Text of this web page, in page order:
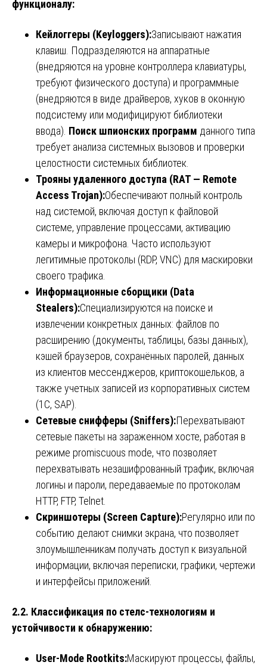
функционалу:
Кейлоггеры (Keyloggers):Записывают нажатия
клавиш. Подразделяются на аппаратные
(внедряются на уровне контроллера клавиатуры,
требуют физического доступа) и программные
(внедряются в виде драйверов, хуков в оконную
подсистему или модифицируют библиотеки
ввода). Поиск шпионских программ данного типа
требует анализа системных вызовов и проверки
целостности системных библиотек.
Трояны удаленного доступа (RAT — Remote
Access Trojan):Обеспечивают полный контроль
над системой, включая доступ к файловой
системе, управление процессами, активацию
камеры и микрофона. Часто используют
легитимные протоколы (RDP, VNC) для маскировки
своего трафика.
Информационные сборщики (Data
Stealers):Специализируются на поиске и
извлечении конкретных данных: файлов по
расширению (документы, таблицы, базы данных),
кэшей браузеров, сохранённых паролей, данных
из клиентов мессенджеров, криптокошельков, а
также учетных записей из корпоративных систем
(1С, SAP).
Сетевые снифферы (Sniffers):Перехватывают
сетевые пакеты на зараженном хосте, работая в
режиме promiscuous mode, что позволяет
перехватывать незашифрованный трафик, включая
логины и пароли, передаваемые по протоколам
HTTP, FTP, Telnet.
Скриншотеры (Screen Capture):Регулярно или по
событию делают снимки экрана, что позволяет
злоумышленникам получать доступ к визуальной
информации, включая переписки, графики, чертежи
и интерфейсы приложений.
2.2. Классификация по стелс-технологиям и
устойчивости к обнаружению:
User-Mode Rootkits:Маскируют процессы, файлы,